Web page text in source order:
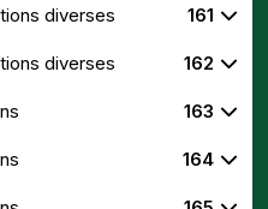
diverses 161
diverses 162
163
164